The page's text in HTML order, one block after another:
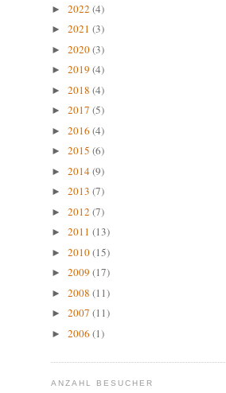
► 2022 (4)
► 2021 (3)
► 2020(3)
► 2019 (4)
► 2018 (4)
► 2017 (5)
► 2016 (4)
► 2015 (6)
► 2014(9)
► 2013 (7)
► 2012 (7)
► 2011 (13)
► 2010(15)
► 2009 (17)
► 2008 (11)
► 2007 (11)
► 2006 (1)
ANZAHL BESUCHER